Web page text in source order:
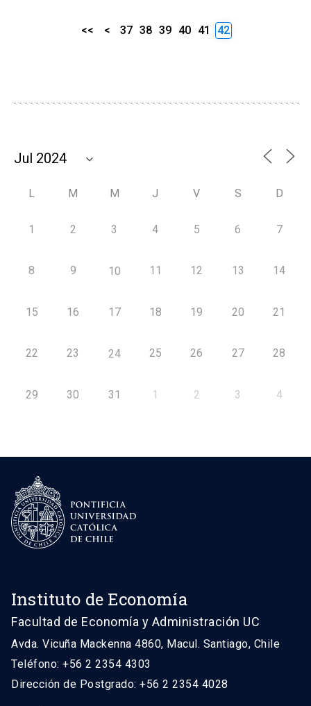
<< < 37 38 39 40 41 42
L M M J V S D
1 2 3 4 5 6 7
8 9 10 11 12 13 14
15 16 17 18 19 20 21
22 23 24 25 26 27 28
29 30 31 1 2 3 4
Instituto de Economía
Facultad de Economía y Administración UC
Avda. Vicuña Mackenna 4860, Macul. Santiago, Chile
Teléfono: +56 2 2354 4303
Dirección de Postgrado: +56 2 2354 4028